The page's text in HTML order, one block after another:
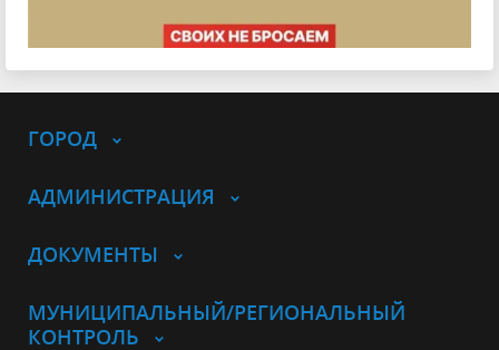
ГОРОД
АДМИНИСТРАЦИЯ
ДОКУМЕНТЫ
МУНИЦИПАЛЬНЫЙ/РЕГИОНАЛЬНЫЙ
КОНТРОЛЬ